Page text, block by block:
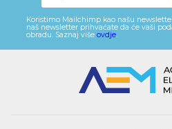
Koristimo Mailchimp kao našu
naš newsletter prihvaćate da će vaši
obradu. Saznaj više ovdje